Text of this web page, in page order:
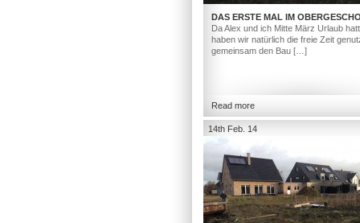
DAS ERSTE MAL IM
Da Alex und ich Mitte März Urlaub
haben wir natürlich die freie Zeit
gemeinsam den Bau […]
Read more
14th Feb. 14